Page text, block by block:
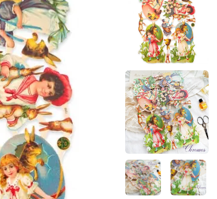
イースター 復活祭 雑貨
>
かわいい雑貨
ホーム
手芸用品 ハンドメイド 素材
スクラップブッキング
>
ガーリー 雑貨
ホーム
>
森ガール 雑貨
店でみつけたかわいい文房具 掲載雑貨 おすすめ雑貨
雑誌ar掲載雑貨 ウエディング・パーティおすすめ雑貨
ホーム
> ドイツ 雑貨